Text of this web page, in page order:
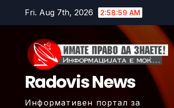
Fri. Aug 7th, 2026 2:59:00 AM
Radovis News
Информативен портал за